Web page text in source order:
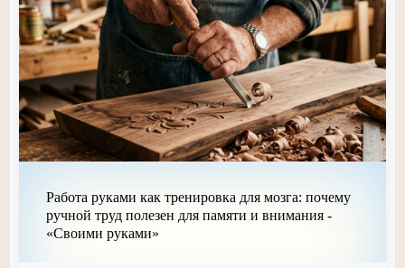
Работа руками как тренировка для мозга: почему
ручной труд полезен для памяти и внимания -
«Своими руками»